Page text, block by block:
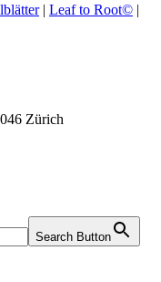
| Leaf to Root© |
Zürich
Search Button